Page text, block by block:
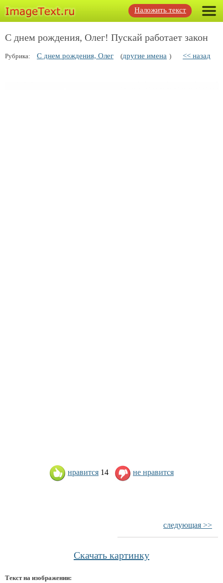
Наложить текст
С днем рождения, Олег! Пускай работает закон
Рубрика: С днем рождения, Олег (другие имена ) << назад
нравится 14 не нравится
следующая >>
Скачать картинку
Текст на изображении: